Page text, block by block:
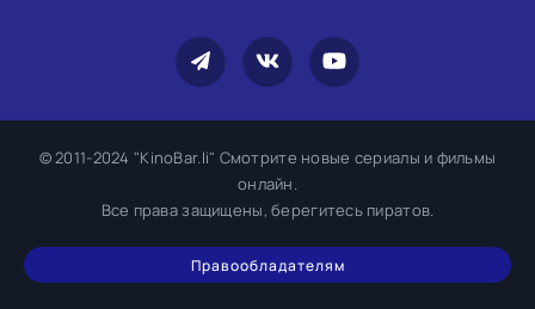
© 2011-2024 "KinoBar.li" Смотрите новые сериалы и фильмы
онлайн.
Все права защищены, берегитесь пиратов.
Правообладателям